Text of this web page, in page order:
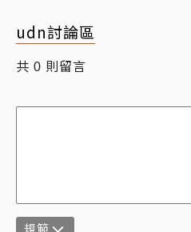
udn討論區
共 0 則留言
規範